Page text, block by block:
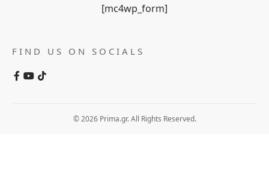
[mc4wp_form]
FIND US ON SOCIALS
© 2026 Prima.gr. All Rights Reserved.